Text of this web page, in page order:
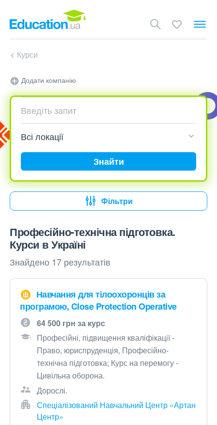
Курси
Додати компанію
Знайти
Фільтри
Професійно-технічна підготовка.
Курси в Україні
Знайдено 17 результатів
Навчання для тілоохоронців за
програмою, Close Protection Operative
64 500 грн за курс
Професійні, підвищення кваліфікації -
Право, юриспруденція, Професійно-
технічна підготовка; Курс на перемогу -
Цивільна оборона.
Дорослі.
Спеціалізований Навчальний Центр «Артан
Центр»